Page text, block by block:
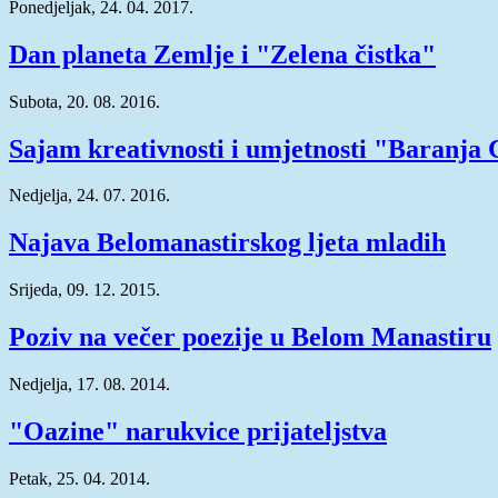
Ponedjeljak, 24. 04. 2017.
Dan planeta Zemlje i "Zelena čistka"
Subota, 20. 08. 2016.
Sajam kreativnosti i umjetnosti "Baranja
Nedjelja, 24. 07. 2016.
Najava Belomanastirskog ljeta mladih
Srijeda, 09. 12. 2015.
Poziv na večer poezije u Belom Manastiru
Nedjelja, 17. 08. 2014.
"Oazine" narukvice prijateljstva
Petak, 25. 04. 2014.